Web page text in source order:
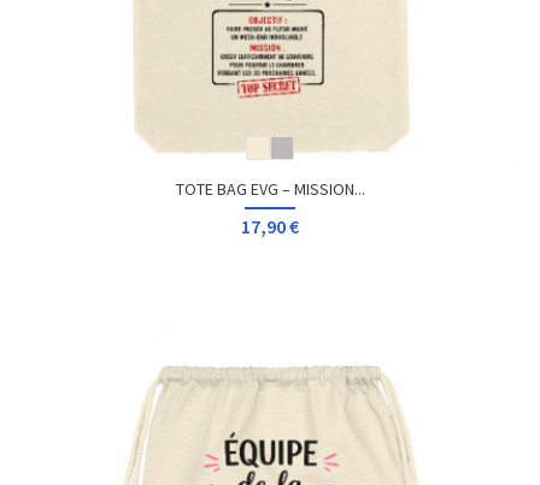
TOTE BAG EVG – MISSION...
17,90 €